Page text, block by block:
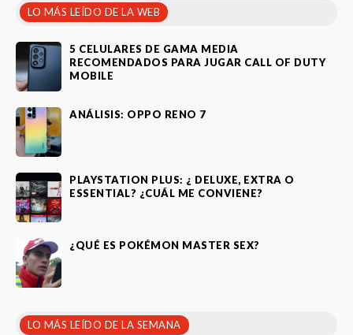
LO MÁS LEÍDO DE LA WEB
5 CELULARES DE GAMA MEDIA
RECOMENDADOS PARA JUGAR CALL OF DUTY
MOBILE
ANÁLISIS: OPPO RENO 7
PLAYSTATION PLUS: ¿ DELUXE, EXTRA O
ESSENTIAL? ¿CUÁL ME CONVIENE?
¿QUÉ ES POKÉMON MASTER SEX?
LO MÁS LEÍDO DE LA SEMANA